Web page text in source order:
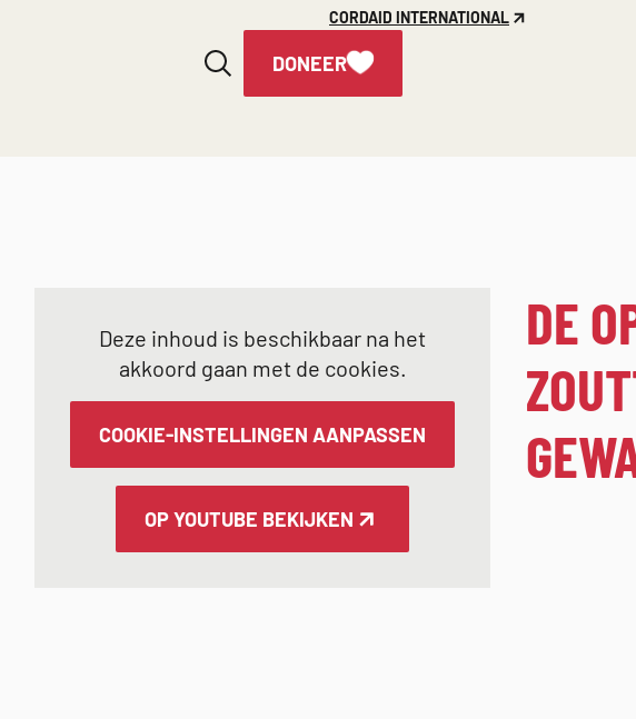
CORDAID INTERNATIONAL
DONEER
Deze inhoud is beschikbaar na het
akkoord gaan met de cookies.
COOKIE-INSTELLINGEN AANPASSEN
OP YOUTUBE BEKIJKEN OPENT IN EEN NIEUW TABBLAD
DE